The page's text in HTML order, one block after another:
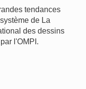
tendances
de La
des dessins
l'OMPI.